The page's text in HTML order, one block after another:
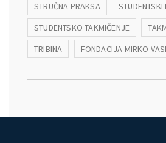
STRUČNA PRAKSA
STUDENTSKI
STUDENTSKO TAKMIČENJE
TRIBINA
FONDACIJA MIRKO